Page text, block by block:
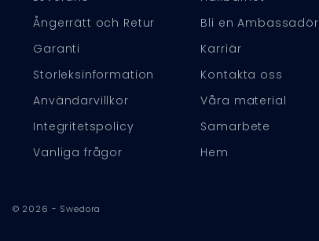
Ångerrätt och Retur
Garanti
Storleksinformation
Användarvillkor
Integritetspolicy
Vanliga frågor
Bli en Ambassadör
Karriär
Kontakta oss
Våra material
Samarbete
Hem
© 2026 - Swedora